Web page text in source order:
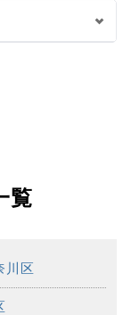
覧
川区